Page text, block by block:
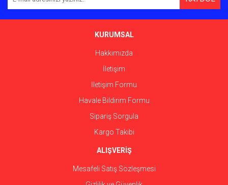
Ürün açıklamasında eksik bilgiler bulunuyor.
Ürün fiyatı diğer sitelerden daha pahalı.
Gönder
KURUMSAL
Hakkımızda
İletişim
İletişim Formu
Havale Bildirim Formu
Sipariş Sorgula
Kargo Takibi
ALIŞVERİŞ
Mesafeli Satış Sözleşmesi